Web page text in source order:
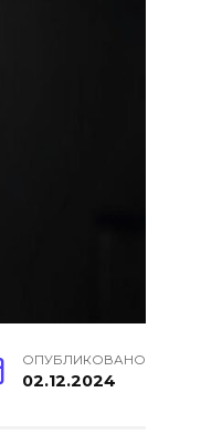
ОПУБЛИКОВАНО
02.12.2024